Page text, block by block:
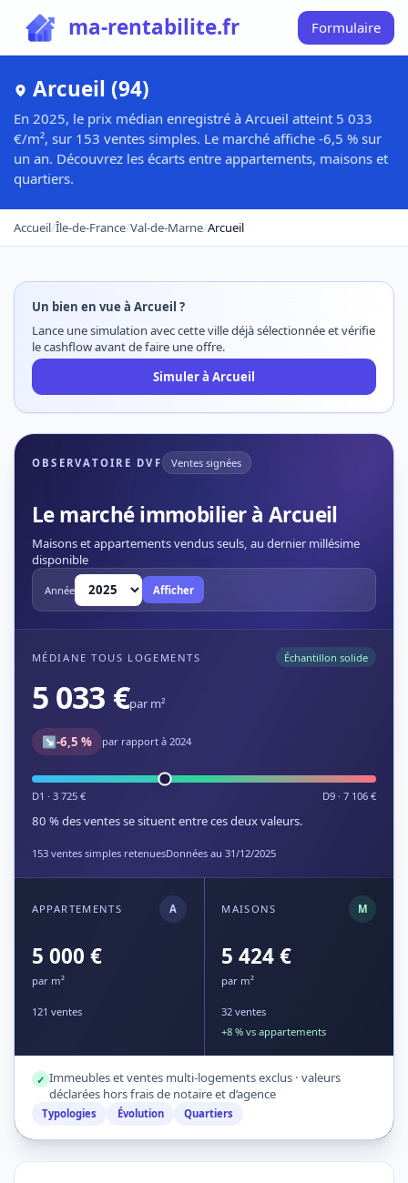
ma-rentabilite.fr Formulaire
Arcueil (94)
En 2025, le prix médian enregistré à Arcueil atteint 5 033
€/m², sur 153 ventes simples. Le marché affiche -6,5 % sur
un an. Découvrez les écarts entre appartements, maisons et
quartiers.
Accueil/Île-de-France/Val-de-Marne/Arcueil
Un bien en vue à Arcueil ?
Lance une simulation avec cette ville déjà sélectionnée et vérifie
le cashflow avant de faire une offre.
Simuler à Arcueil
OBSERVATOIRE DVF Ventes signées
Le marché immobilier à Arcueil
Maisons et appartements vendus seuls, au dernier millésime
disponible
Année Afficher
MÉDIANE TOUS LOGEMENTS Échantillon solide
5 033 €par m²
↘-6,5 % par rapport à 2024
D1 · 3 725 € D9 · 7 106 €
80 % des ventes se situent entre ces deux valeurs.
153 ventes simples retenuesDonnées au 31/12/2025
APPARTEMENTS A
5 000 €
par m²
121 ventes
MAISONS M
5 424 €
par m²
32 ventes
+8 % vs appartements
✓ Immeubles et ventes multi-logements exclus · valeurs
déclarées hors frais de notaire et d’agence
Typologies Évolution Quartiers